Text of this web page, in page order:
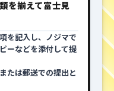
を揃えて富士見
を記入し、ノジマで
ーなどを添付して提
たは郵送での提出と